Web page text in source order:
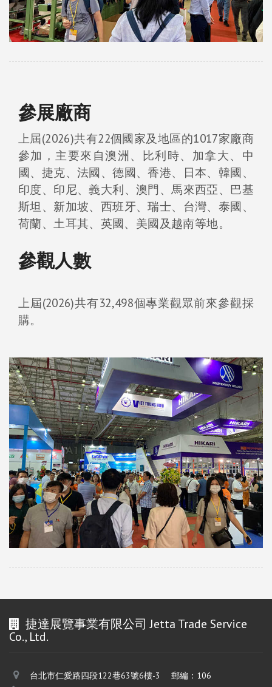
參展廠商
上屆(2026)共有22個國家及地區的1017家廠商
參加，主要來自澳洲、比利時、加拿大、中
國、捷克、法國、德國、香港、日本、韓國、
印度、印尼、義大利、澳門、馬來西亞、巴基
斯坦、新加坡、西班牙、瑞士、台灣、泰國、
荷蘭、土耳其、英國、美國及越南等地。
參觀人數
上屆(2026)共有32,498個專業觀眾前來參觀採
購。
捷達展覽事業有限公司 Jetta Trade Service
Co., Ltd.
台北市仁愛路四段122巷63號6樓-3 郵編：106